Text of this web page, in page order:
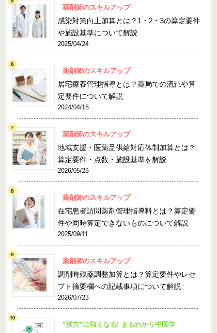
薬剤師のスキルアップ
感染対策向上加算とは？1・2・3の算定要件
や施設基準について解説
2025/04/24
薬剤師のスキルアップ
居宅療養管理指導とは？薬局での流れや算
定要件について解説
2024/04/18
薬剤師のスキルアップ
地域支援・医薬品供給対応体制加算とは？
算定要件・点数・施設基準を解説
2026/05/28
薬剤師のスキルアップ
在宅患者訪問薬剤管理指導料とは？算定要
件や同時算定できないものについて解説
2025/09/11
薬剤師のスキルアップ
調剤時残薬調整加算とは？算定要件やレセ
プト摘要欄への記載事項について解説
2026/07/23
”漢方”に強くなる! まるわかり中医学